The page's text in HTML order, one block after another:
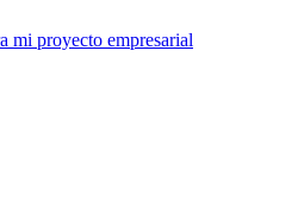
mi proyecto empresarial